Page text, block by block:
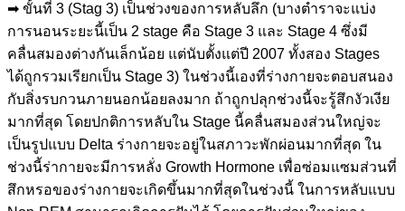
➡ ขั้นที่ 3 (Stag 3) เป็นช่วงของการหลับลึก (บางตำราจะแบ่ง
การนอนระยะนี้เป็น 2 stage คือ Stage 3 และ Stage 4 ซึ่งมี
คลื่นสมองต่างกันเล็กน้อย แต่นับตั้งแต่ปี 2007 ทั้งสอง Stages
ได้ถูกรวมเรียกเป็น Stage 3) ในช่วงนี้เองที่ร่างกายจะตอบสนอง
กับสิ่งรบกวนภายนอกน้อยลงมาก ถ้าถูกปลุกช่วงนี้จะรู้สึกงัวเงีย
มากที่สุด โดยปกติการหลับใน Stage นี้คลื่นสมองส่วนใหญ่จะ
เป็นรูปแบบ Delta ร่างกายจะอยู่ในสภาวะพักผ่อนมากที่สุด ใน
ช่วงนี้ร่ากายจะมีการหลั่ง Growth Hormone เพื่อซ่อมแซมส่วนที่
สึกหรอของร่างกายจะเกิดขึ้นมากที่สุดในช่วงนี้ ในการหลับแบบ